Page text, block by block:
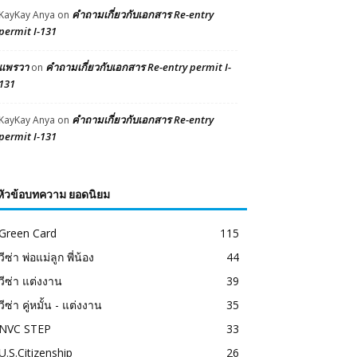
KayKay Anya on คำถามเกี่ยวกับเอกสาร Re-entry
I-131
แพรวาon คำถามเกี่ยวกับเอกสาร Re-entry permit I-
131
KayKay Anya on คำถามเกี่ยวกับเอกสาร Re-entry
I-131
วข้อบทความ ยอดนิยม
Card
115
ซ่า พ่อแม่ลูก พี่น้อง
44
ซ่า แต่งงาน
39
ซ่า คู่หมั้น - แต่งงาน
35
NVC STEP
33
26